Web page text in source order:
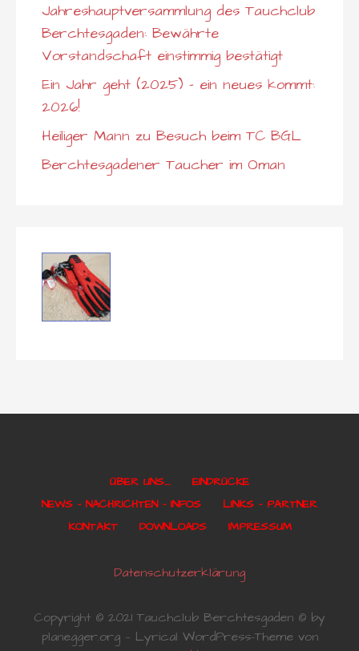
Jahreshauptversammlung des Tauchclub
Berchtesgaden: Bewährte
Vorstandschaft einstimmig bestätigt
Ein Jahr geht (2025) – ein neues kommt:
2026!
Heiliger Mann zu Besuch beim TC BGL
Berchtesgadener Taucher im Oman
ÜBER UNS….
EINDRÜCKE
NEWS – NACHRICHTEN – INFOS
LINKS – PARTNER
KONTAKT
DOWNLOADS IMPRESSUM
Datenschutzerklärung
Copyright © 2021 Tauchclub Berchtesgaden © by
planegger.org — Lyrical WordPress-Theme von